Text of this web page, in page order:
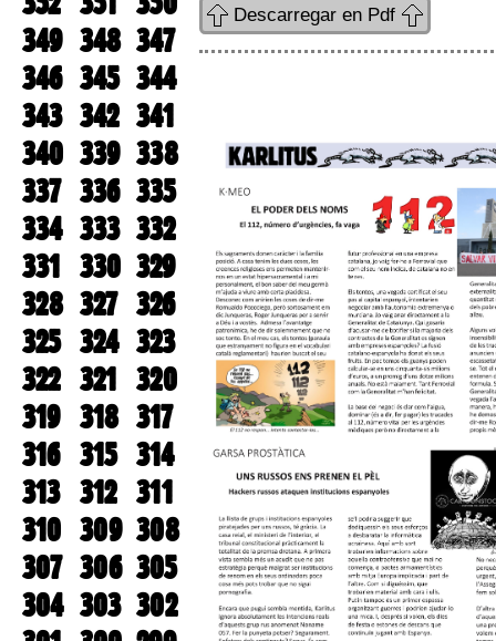
349 348 347
346 345 344
343 342 341
340 339 338
337 336 335
334 333 332
331 330 329
328 327 326
325 324 323
322 321 320
319 318 317
316 315 314
313 312 311
310 309 308
307 306 305
304 303 302
Descarregar en Pdf